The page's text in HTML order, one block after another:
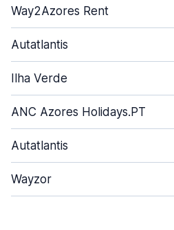
Way2Azores Rent
Autatlantis
Ilha Verde
ANC Azores Holidays.PT
Autatlantis
Wayzor